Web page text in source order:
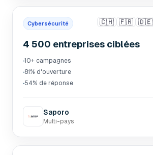
Cybersécurité 🇨🇭 🇫🇷 🇩🇪
4 500 entreprises ciblées
·10+ campagnes
·81% d'ouverture
·54% de réponse
Saporo
Multi-pays